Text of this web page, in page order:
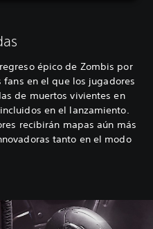
épico de Zombis por
en el que los jugadores
de muertos vivientes en
en el lanzamiento.
recibirán mapas aún más
tanto en el modo